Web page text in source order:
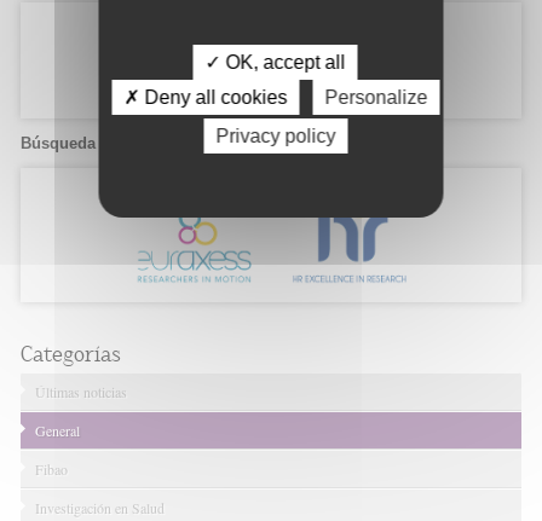
Búsqueda de candidatos
Categorías
Últimas noticias
General
Fibao
Investigación en Salud
✓ OK, accept all
✗ Deny all cookies
Personalize
Privacy policy